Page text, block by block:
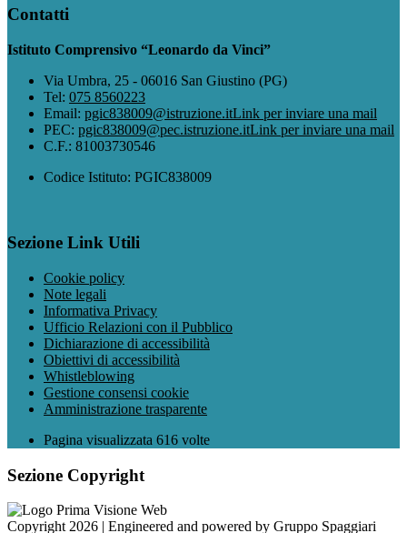
Contatti
Istituto Comprensivo “Leonardo da Vinci”
Via Umbra, 25 - 06016 San Giustino (PG)
Tel: 075 8560223
Email: pgic838009@istruzione.itLink per inviare una mail
PEC: pgic838009@pec.istruzione.itLink per inviare una mail
C.F.: 81003730546
Codice Istituto: PGIC838009
Sezione Link Utili
Cookie policy
Note legali
Informativa Privacy
Ufficio Relazioni con il Pubblico
Dichiarazione di accessibilità
Obiettivi di accessibilità
Whistleblowing
Gestione consensi cookie
Amministrazione trasparente
Pagina visualizzata 616 volte
Sezione Copyright
Copyright 2026 | Engineered and powered by Gruppo Spaggiari